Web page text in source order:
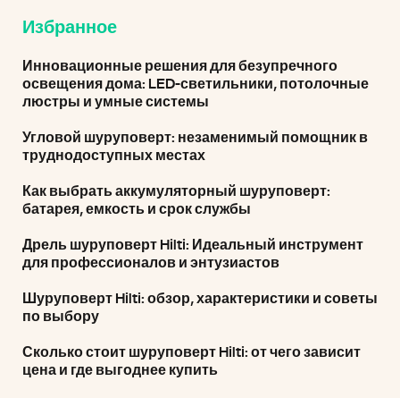
Избранное
Инновационные решения для безупречного
освещения дома: LED-светильники, потолочные
люстры и умные системы
Угловой шуруповерт: незаменимый помощник в
труднодоступных местах
Как выбрать аккумуляторный шуруповерт:
батарея, емкость и срок службы
Дрель шуруповерт Hilti: Идеальный инструмент
для профессионалов и энтузиастов
Шуруповерт Hilti: обзор, характеристики и советы
по выбору
Сколько стоит шуруповерт Hilti: от чего зависит
цена и где выгоднее купить